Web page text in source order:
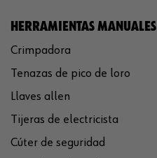
HERRAMIENTAS MANUALES
Crimpadora
Tenazas de pico de loro
Llaves allen
Tijeras de electricista
Cúter de seguridad